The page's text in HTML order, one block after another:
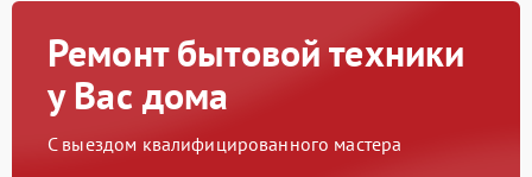
Ремонт бытовой техники
у Вас дома
С выездом квалифицированного мастера